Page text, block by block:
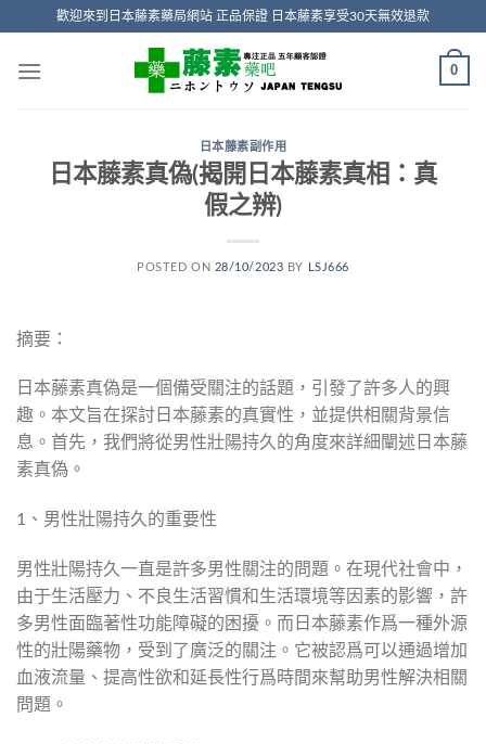
content
歡迎來到日本藤素藥局網站 正品保證 日本藤素享受30天無效退款
0
日本藤素副作用
日本藤素真偽(揭開日本藤素真相：真
假之辨)
POSTED ON 28/10/2023 BY LSJ666
摘要：
日本藤素真偽是一個備受關注的話題，引發了許多人的興
趣。本文旨在探討日本藤素的真實性，並提供相關背景信
息。首先，我們將從男性壯陽持久的角度來詳細闡述日本藤
素真偽。
1、男性壯陽持久的重要性
男性壯陽持久一直是許多男性關注的問題。在現代社會中，
由于生活壓力、不良生活習慣和生活環境等因素的影響，許
多男性面臨著性功能障礙的困擾。而日本藤素作爲一種外源
性的壯陽藥物，受到了廣泛的關注。它被認爲可以通過增加
血液流量、提高性欲和延長性行爲時間來幫助男性解決相關
問題。